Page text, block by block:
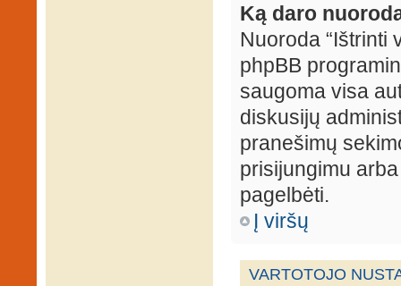
Ką daro
Nuoroda “Ištrinti
phpBB
saugoma visa
diskusijų
pranešimų
prisijungimu
pagelbėti.
Į viršų
VARTOTOJO